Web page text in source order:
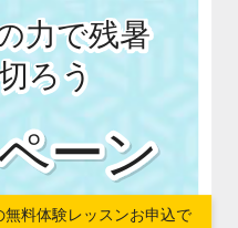
力で残暑
ろう